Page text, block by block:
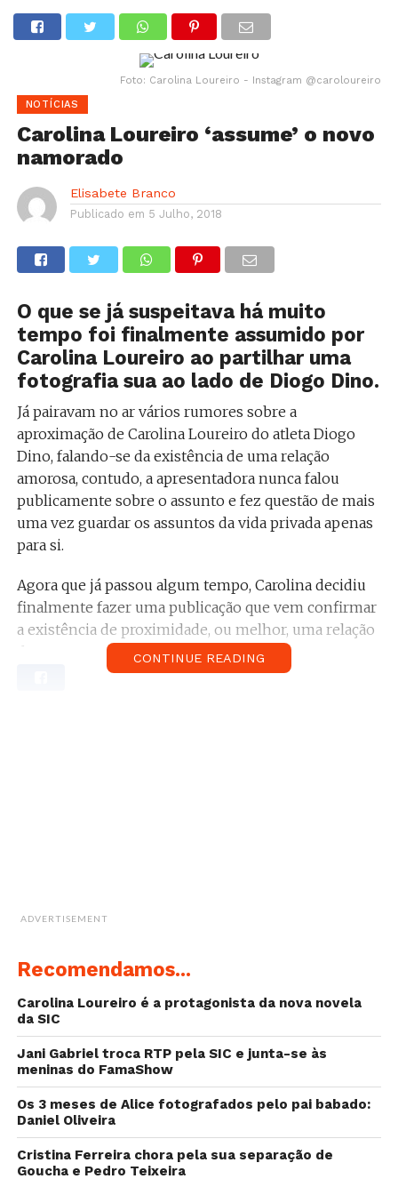
Foto: Carolina Loureiro - Instagram @caroloureiro
NOTÍCIAS
Carolina Loureiro ‘assume’ o novo
namorado
Elisabete Branco
Publicado em 5 Julho, 2018
O que se já suspeitava há muito
tempo foi finalmente assumido por
Carolina Loureiro ao partilhar uma
fotografia sua ao lado de Diogo Dino.
Já pairavam no ar vários rumores sobre a
aproximação de Carolina Loureiro do atleta Diogo
Dino, falando-se da existência de uma relação
amorosa, contudo, a apresentadora nunca falou
publicamente sobre o assunto e fez questão de mais
uma vez guardar os assuntos da vida privada apenas
para si.
Agora que já passou algum tempo, Carolina decidiu
finalmente fazer uma publicação que vem confirmar
a existência de proximidade, ou melhor, uma relação
de namoro.
CONTINUE READING
ADVERTISEMENT
Recomendamos...
Carolina Loureiro é a protagonista da nova novela
da SIC
Jani Gabriel troca RTP pela SIC e junta-se às
meninas do FamaShow
Os 3 meses de Alice fotografados pelo pai babado:
Daniel Oliveira
Cristina Ferreira chora pela sua separação de
Goucha e Pedro Teixeira